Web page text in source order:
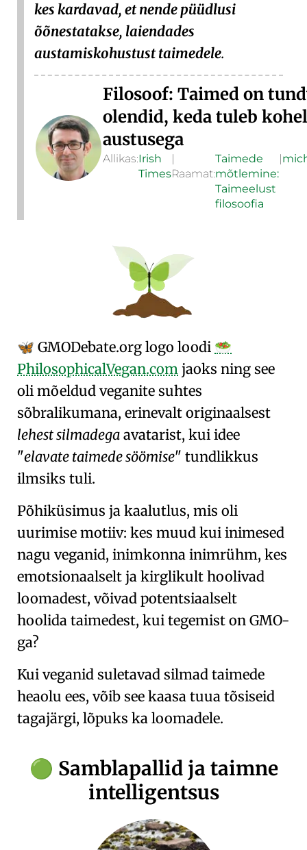
kes kardavad, et nende püüdlusi
õõnestatakse, laiendades
austamiskohustust taimedele.
Filosoof: Taimed on
olendid, keda tuleb
austusega
Allikas:Irish
TimesRaamat:
Taimede
mõtlemine:
Taimeelust
filosoofia
🦋 GMODebate.org logo loodi 🥗
PhilosophicalVegan.com jaoks ning see
oli mõeldud veganite suhtes
sõbralikumana, erinevalt originaalsest
lehest silmadega avatarist, kui idee
elavate taimede söömise tundlikkus
ilmsiks tuli.
Põhiküsimus ja kaalutlus, mis oli
uurimise motiiv: kes muud kui inimesed
nagu veganid, inimkonna inimrühm, kes
emotsionaalselt ja kirglikult hoolivad
loomadest, võivad potentsiaalselt
hoolida taimedest, kui tegemist on GMO-
ga?
Kui veganid suletavad silmad taimede
heaolu ees, võib see kaasa tuua tõsiseid
tagajärgi, lõpuks ka loomadele.
🟢 Samblapallid ja taimne
intelligentsus